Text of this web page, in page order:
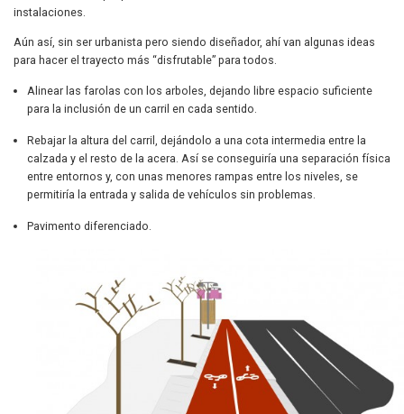
instalaciones.
Aún así, sin ser urbanista pero siendo diseñador, ahí van algunas ideas
para hacer el trayecto más “disfrutable” para todos.
Alinear las farolas con los arboles, dejando libre espacio suficiente
para la inclusión de un carril en cada sentido.
Rebajar la altura del carril, dejándolo a una cota intermedia entre la
calzada y el resto de la acera. Así se conseguiría una separación física
entre entornos y, con unas menores rampas entre los niveles, se
permitiría la entrada y salida de vehículos sin problemas.
Pavimento diferenciado.